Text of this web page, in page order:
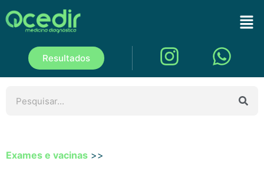
Resultados
Exames e vacinas >>